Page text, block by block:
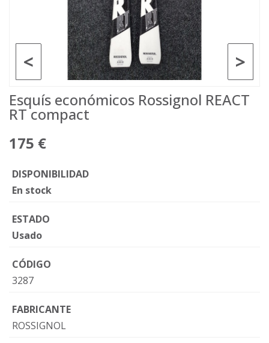
>
<
Esquís económicos Rossignol REACT
RT compact
175 €
DISPONIBILIDAD
En stock
ESTADO
Usado
CÓDIGO
3287
FABRICANTE
ROSSIGNOL